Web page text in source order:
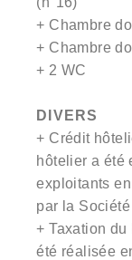
+ Chambre
+ Chambre
+ 2 WC
DIVERS
+ Crédit
hôtelier a été
exploitants
par la
+ Taxation
été réalisée